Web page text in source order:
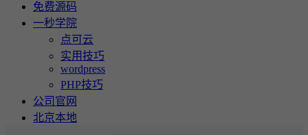
免费源码
一秒学院
点可云
实用技巧
wordpress
PHP技巧
公司官网
北京本地